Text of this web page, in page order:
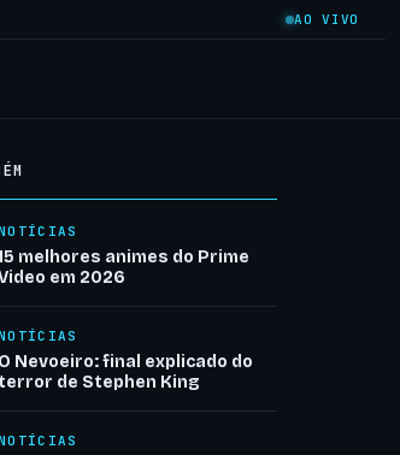
AO VIVO
melhores animes do Prime
em 2026
O Nevoeiro: final explicado do
terror de Stephen King